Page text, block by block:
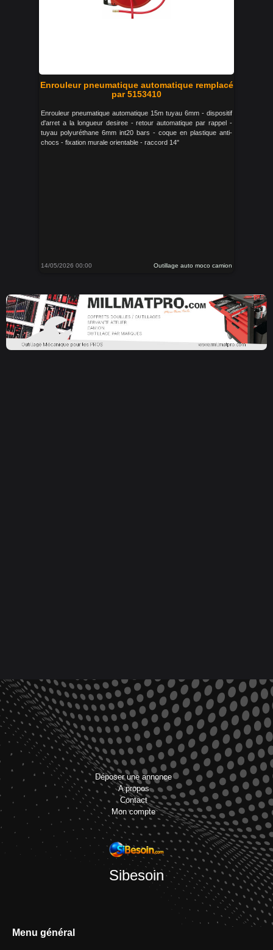
Enrouleur pneumatique automatique remplacé
par 5153410
Enrouleur pneumatique automatique 15m tuyau 6mm - dispositif
d'arret a la longueur desiree - retour automatique par rappel -
tuyau polyuréthane 6mm int20 bars - coque en plastique anti-
chocs - fixation murale orientable - raccord 14"
14/05/2026 00:00 Outillage auto moco camion
Déposer une annonce
A propos
Contact
Mon compte
Sibesoin
Menu général